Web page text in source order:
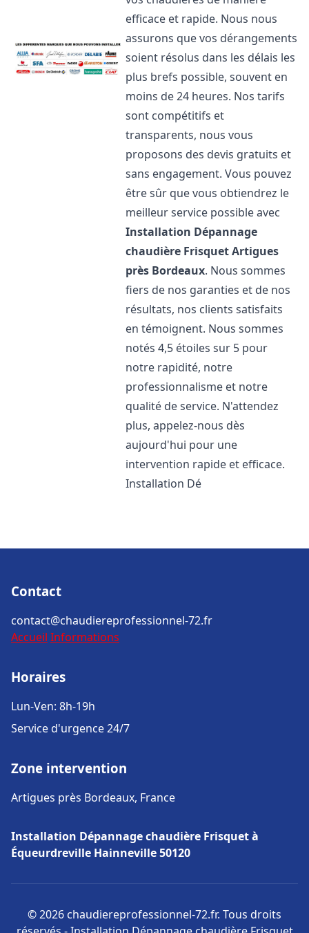
efficace et rapide. Nous nous
assurons que vos dérangements
soient résolus dans les délais les
plus brefs possible, souvent en
moins de 24 heures. Nos tarifs
sont compétitifs et
transparents, nous vous
proposons des devis gratuits et
sans engagement. Vous pouvez
être sûr que vous obtiendrez le
meilleur service possible avec
Installation Dépannage
chaudière FrisquetArtigues
près Bordeaux. Nous sommes
fiers de nos garanties et de nos
résultats, nos clients satisfaits
en témoignent. Nous sommes
notés 4,5 étoiles sur 5 pour
notre rapidité, notre
professionnalisme et notre
qualité de service. N'attendez
plus, appelez-nous dès
aujourd'hui pour une
intervention rapide et efficace.
Installation Dé
Contact
contact@chaudiereprofessionnel-72.fr
Accueil Informations
Horaires
Lun-Ven: 8h-19h
Service d'urgence 24/7
Zone intervention
Artigues près Bordeaux, France
Installation Dépannage chaudière Frisquet à
Équeurdreville Hainneville 50120
© 2026 chaudiereprofessionnel-72.fr. Tous droits